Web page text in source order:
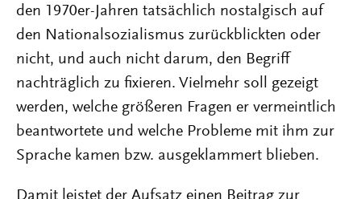
den 1970er-Jahren tatsächlich nostalgisch auf
den Nationalsozialismus zurückblickten oder
nicht, und auch nicht darum, den Begriff
nachträglich zu fixieren. Vielmehr soll gezeigt
werden, welche größeren Fragen er vermeintlich
beantwortete und welche Probleme mit ihm zur
Sprache kamen bzw. ausgeklammert blieben.
Damit leistet der Aufsatz einen Beitrag zur